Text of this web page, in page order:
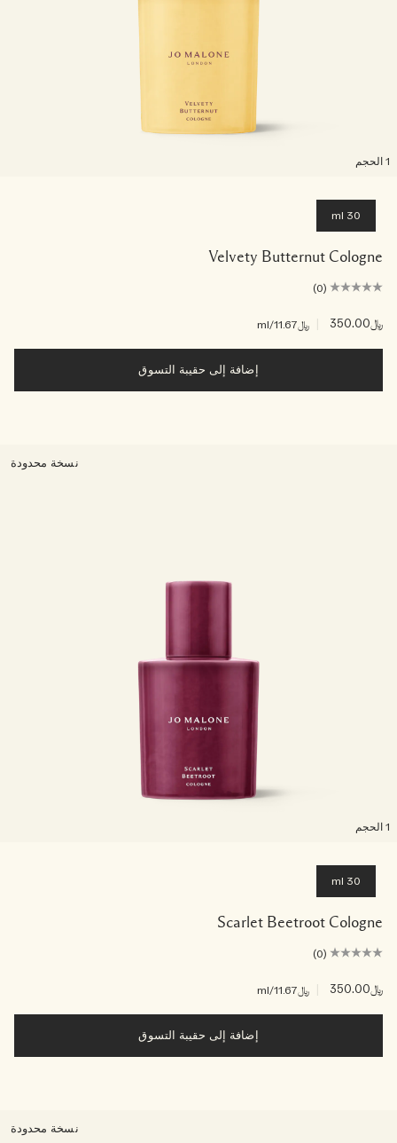
30 ml
Velvety Butternut Cologne
(0)
﷼350.00 ﷼11.67 /ml
إضافة إلى حقيبة التسوق
نسخة محدودة
30 ml
Scarlet Beetroot Cologne
(0)
﷼350.00 ﷼11.67 /ml
إضافة إلى حقيبة التسوق
نسخة محدودة